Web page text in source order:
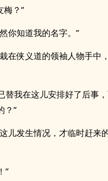
？”
你知道我的名字。”
在侠义道的领袖人物手中
替我在这儿安排好了后事
？”
儿发生情况，才临时赶来
”